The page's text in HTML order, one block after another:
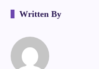
Written By